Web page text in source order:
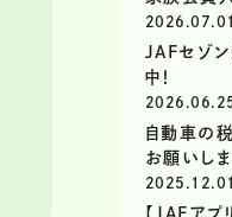
2026.07.01
JAFセゾ
中！
自動車の
お願いしま
2025.12.01
【JAFアプ